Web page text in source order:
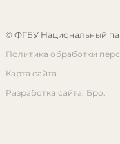
© ФГБУ Национальный
Политика обработки
Карта сайта
Разработка сайта: Бро.